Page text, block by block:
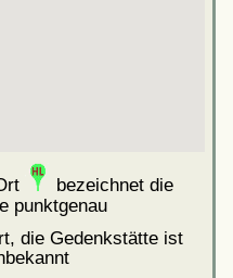
bezeichnet die
punktgenau
die Gedenkstätte ist